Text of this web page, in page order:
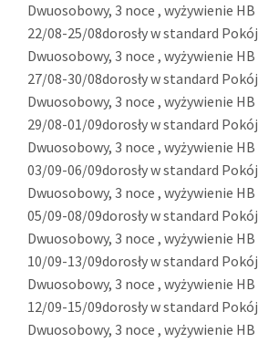
Dwuosobowy, 3 noce , wyżywienie HB
22/08-25/08dorosły w standard Pokój
Dwuosobowy, 3 noce , wyżywienie HB
27/08-30/08dorosły w standard Pokój
Dwuosobowy, 3 noce , wyżywienie HB
29/08-01/09dorosły w standard Pokój
Dwuosobowy, 3 noce , wyżywienie HB
03/09-06/09dorosły w standard Pokój
Dwuosobowy, 3 noce , wyżywienie HB
05/09-08/09dorosły w standard Pokój
Dwuosobowy, 3 noce , wyżywienie HB
10/09-13/09dorosły w standard Pokój
Dwuosobowy, 3 noce , wyżywienie HB
12/09-15/09dorosły w standard Pokój
Dwuosobowy, 3 noce , wyżywienie HB